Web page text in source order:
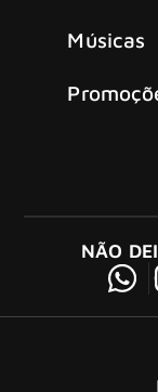
Músicas
NÃO